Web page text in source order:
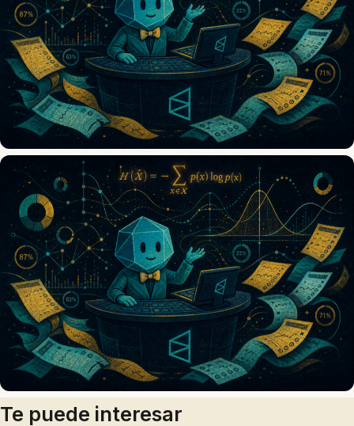
Te puede interesar